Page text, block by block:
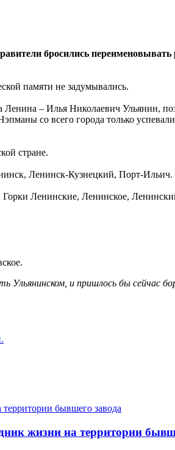
бросились
памяти не задумывались.
Ленина – Илья Николаевич Ульянин,
со всего города только
стране.
Ленинск-Кузнецкий, Порт-Ильич.
Ленинские, Ленинское,
и пришлось бы сейчас
жизни на территории